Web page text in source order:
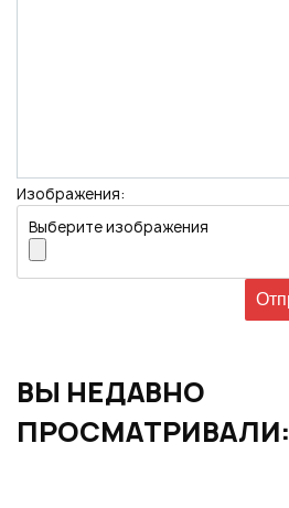
Изображения:
Выберите изображения
ВЫ НЕДАВНО
ПРОСМАТРИВАЛИ: